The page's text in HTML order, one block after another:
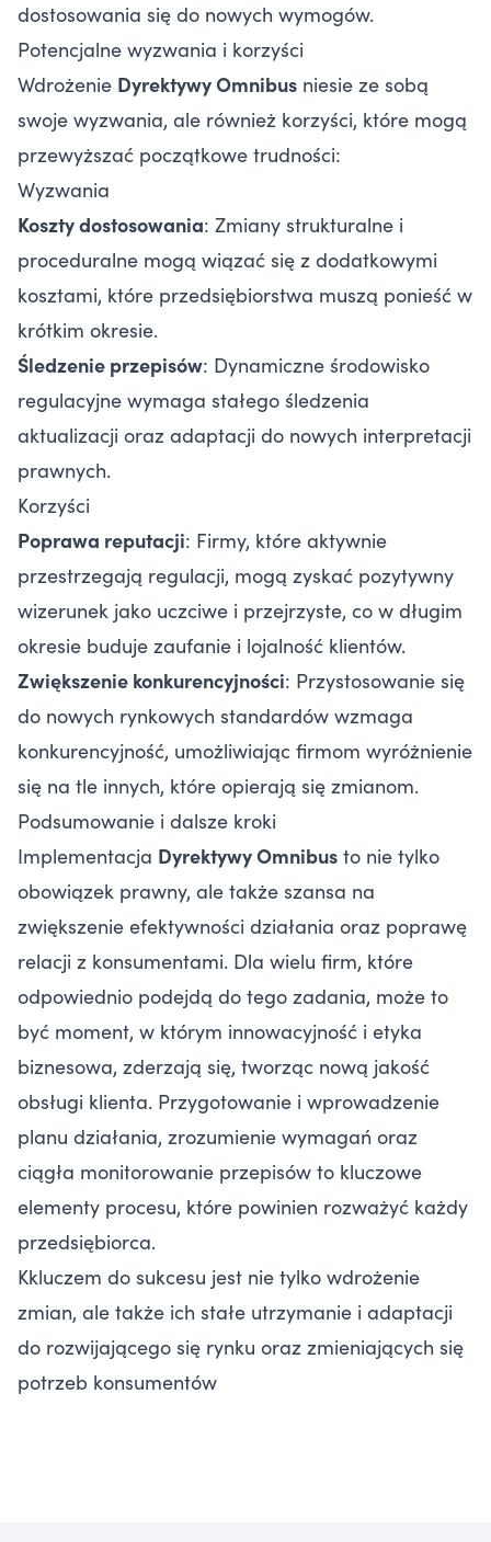
dostosowania się do nowych wymogów.
Potencjalne wyzwania i korzyści
Wdrożenie Dyrektywy Omnibus niesie ze sobą
swoje wyzwania, ale również korzyści, które mogą
przewyższać początkowe trudności:
Wyzwania
Koszty dostosowania: Zmiany strukturalne i
proceduralne mogą wiązać się z dodatkowymi
kosztami, które przedsiębiorstwa muszą ponieść w
krótkim okresie.
Śledzenie przepisów: Dynamiczne środowisko
regulacyjne wymaga stałego śledzenia
aktualizacji oraz adaptacji do nowych interpretacji
prawnych.
Korzyści
Poprawa reputacji: Firmy, które aktywnie
przestrzegają regulacji, mogą zyskać pozytywny
wizerunek jako uczciwe i przejrzyste, co w długim
okresie buduje zaufanie i lojalność klientów.
Zwiększenie konkurencyjności: Przystosowanie się
do nowych rynkowych standardów wzmaga
konkurencyjność, umożliwiając firmom wyróżnienie
się na tle innych, które opierają się zmianom.
Podsumowanie i dalsze kroki
Implementacja Dyrektywy Omnibus to nie tylko
obowiązek prawny, ale także szansa na
zwiększenie efektywności działania oraz poprawę
relacji z konsumentami. Dla wielu firm, które
odpowiednio podejdą do tego zadania, może to
być moment, w którym innowacyjność i etyka
biznesowa, zderzają się, tworząc nową jakość
obsługi klienta. Przygotowanie i wprowadzenie
planu działania, zrozumienie wymagań oraz
ciągła monitorowanie przepisów to kluczowe
elementy procesu, które powinien rozważyć każdy
przedsiębiorca.
Kkluczem do sukcesu jest nie tylko wdrożenie
zmian, ale także ich stałe utrzymanie i adaptacji
do rozwijającego się rynku oraz zmieniających się
potrzeb konsumentów